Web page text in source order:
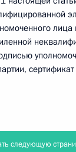
лица
следующую